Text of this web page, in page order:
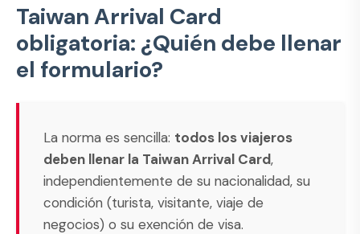
Taiwan Arrival Card
obligatoria: ¿Quién debe llenar
el formulario?
La norma es sencilla: todos los viajeros
deben llenar la Taiwan Arrival Card,
independientemente de su nacionalidad, su
condición (turista, visitante, viaje de
negocios) o su exención de visa.